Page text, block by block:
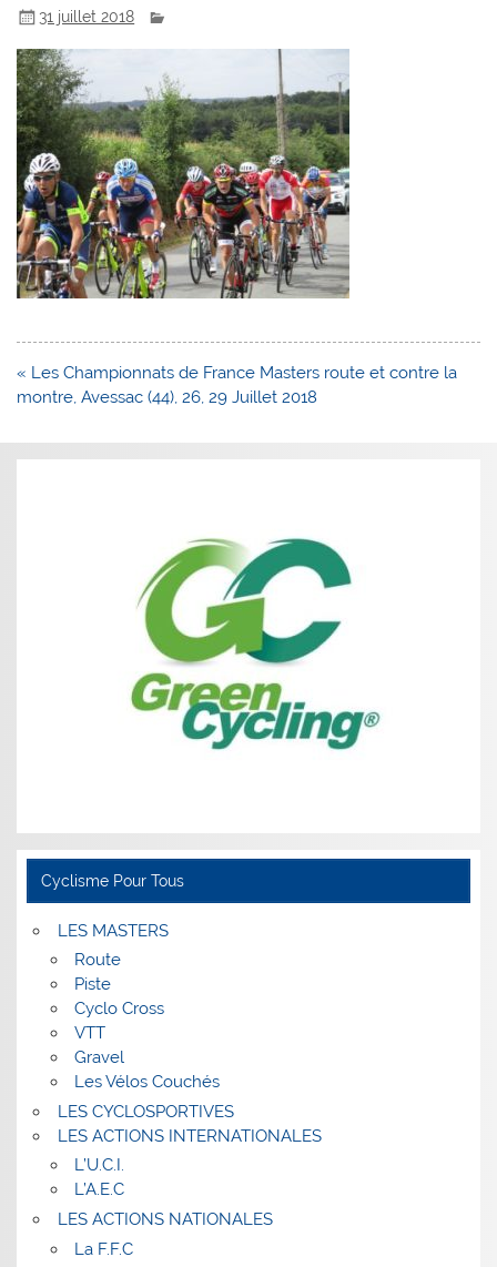
31 juillet 2018
Navigation
de
« Les Championnats de France Masters route et contre la
montre, Avessac (44), 26, 29 Juillet 2018
Cyclisme Pour Tous
LES MASTERS
Route
Piste
Cyclo Cross
VTT
Gravel
Les Vélos Couchés
LES CYCLOSPORTIVES
LES ACTIONS INTERNATIONALES
L’U.C.I.
L’A.E.C
LES ACTIONS NATIONALES
La F.F.C